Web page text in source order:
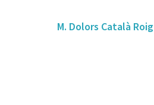
M. Dolors Català Roig